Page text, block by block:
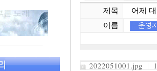
제목
어제 대
이름
2022051001.jpg |